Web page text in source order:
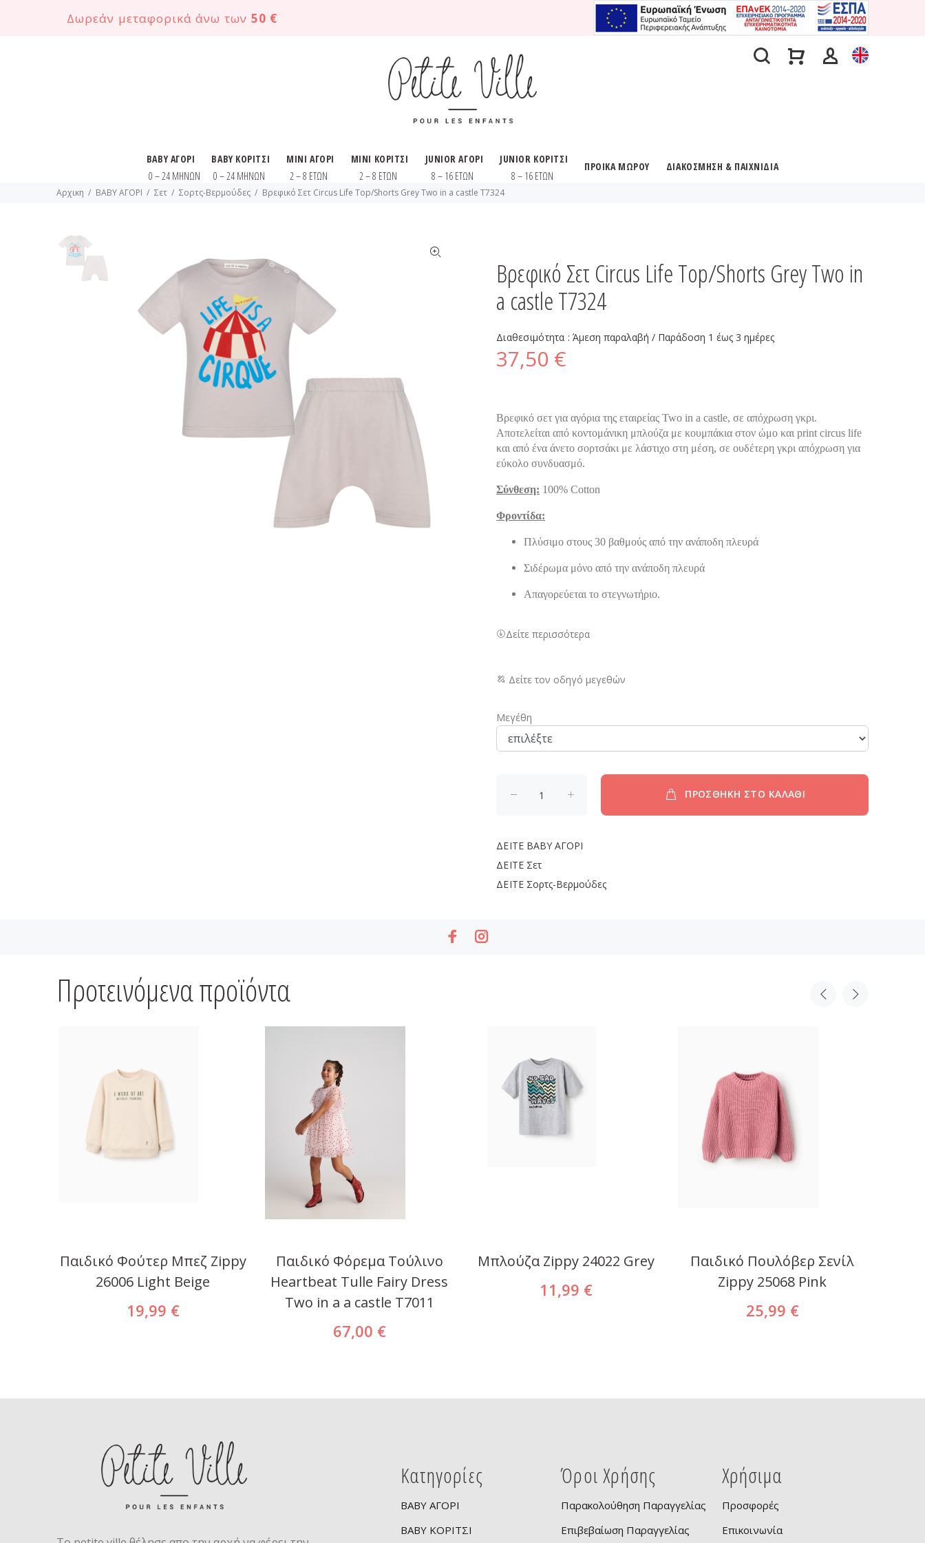
Δωρεάν μεταφορικά άνω των 50 €
BABY ΑΓΟΡΙ
0 – 24 ΜΗΝΩΝ
BABY ΚΟΡΙΤΣΙ
0 – 24 ΜΗΝΩΝ
MINI ΑΓΟΡΙ
2 – 8 ΕΤΩΝ
MINI ΚΟΡΙΤΣΙ
2 – 8 ΕΤΩΝ
JUNIOR ΑΓΟΡΙ
8 – 16 ΕΤΩΝ
JUNIOR ΚΟΡΙΤΣΙ
8 – 16 ΕΤΩΝ
ΠΡΟΙΚΑ ΜΩΡΟΥ ΔΙΑΚΟΣΜΗΣΗ & ΠΑΙΧΝΙΔΙΑ
Αρχικη BABY ΑΓΟΡΙ Σετ Σορτς-Βερμούδες Βρεφικό Σετ Circus Life Top/Shorts Grey Two in a castle T7324
Βρεφικό Σετ Circus Life Top/Shorts Grey Two in
a castle T7324
Διαθεσιμότητα :Άμεση παραλαβή / Παράδoση 1 έως 3 ημέρες
37,50 €
Βρεφικό σετ για αγόρια της εταιρείας Two in a castle, σε απόχρωση γκρι.
Αποτελείται από κοντομάνικη μπλούζα με κουμπάκια στον ώμο και print circus life
και από ένα άνετο σορτσάκι με λάστιχο στη μέση, σε ουδέτερη γκρι απόχρωση για
εύκολο συνδυασμό.
Σύνθεση: 100% Cotton
Φροντίδα:
Πλύσιμο στους 30 βαθμούς από την ανάποδη πλευρά
Σιδέρωμα μόνο από την ανάποδη πλευρά
Απαγορεύεται το στεγνωτήριο.
Δείτε περισσότερα
Δείτε τον οδηγό μεγεθών
Μεγέθη
ΠΡΟΣΘΗΚΗ ΣΤΟ ΚΑΛΑΘΙ
ΔΕΙΤΕ BABY ΑΓΟΡΙ
ΔΕΙΤΕ Σετ
ΔΕΙΤΕ Σορτς-Βερμούδες
Προτεινόμενα προϊόντα
Παιδικό Φούτερ Μπεζ Zippy
26006 Light Beige
19,99 €
Παιδικό Φόρεμα Τούλινο
Heartbeat Tulle Fairy Dress
Two in a a castle T7011
67,00 €
Μπλούζα Zippy 24022 Grey
11,99 €
Παιδικό Πουλόβερ Σενίλ
Zippy 25068 Pink
25,99 €
Κατηγορίες
BABY ΑΓΟΡΙ
BABY ΚΟΡΙΤΣΙ
Όροι Χρήσης
Παρακολούθηση Παραγγελίας
Επιβεβαίωση Παραγγελίας
Χρήσιμα
Προσφορές
Επικοινωνία